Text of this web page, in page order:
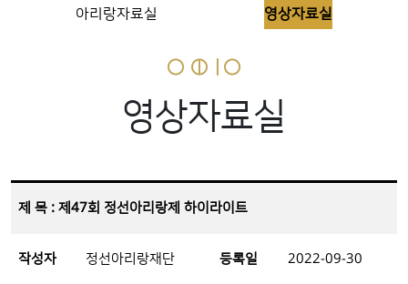
아리랑자료실
영상자료실
영상자료실
제 목 : 제47회 정선아리랑제 하이라이트
작성자 정선아리랑재단 등록일 2022-09-30